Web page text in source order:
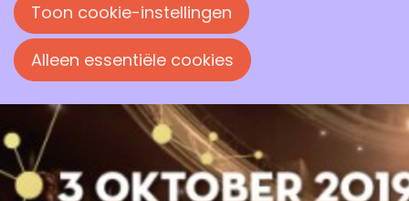
Toon cookie-instellingen
Alleen essentiële cookies